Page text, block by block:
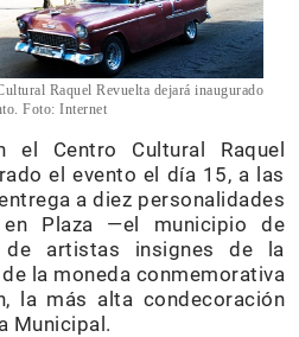
Raquel Revuelta dejará inaugurado
Foto: Internet
el Centro Cultural Raquel
el evento el día 15, a las
a diez personalidades
en Plaza —el municipio de
de artistas insignes de la
la moneda conmemorativa
la más alta condecoración
Municipal.